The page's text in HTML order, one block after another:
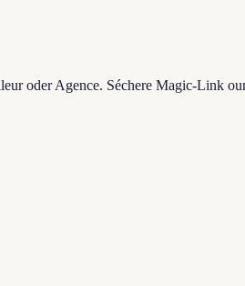
oder Agence. Séchere Magic-Link